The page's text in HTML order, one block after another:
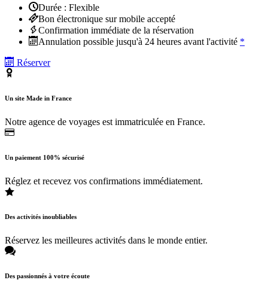
Durée : Flexible
Bon électronique sur mobile accepté
Confirmation immédiate de la réservation
Annulation possible jusqu'à 24 heures avant l'activité *
Réserver
Un site Made in France
Notre agence de voyages est immatriculée en France.
Un paiement 100% sécurisé
Réglez et recevez vos confirmations immédiatement.
Des activités inoubliables
Réservez les meilleures activités dans le monde entier.
Des passionnés à votre écoute